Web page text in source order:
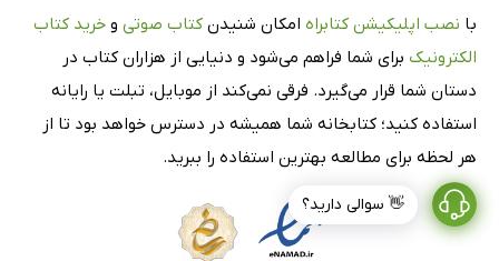
👋 سوالی دارید؟
با نصب اپلیکیشن کتابراه امکان شنیدن کتاب صوتی و خرید کتاب
الکترونیک برای شما فراهم می‌شود و دنیایی از هزاران کتاب در
دستان شما قرار می‌گیرد. فرقی نمی‌کند از موبایل، تبلت یا رایانه
استفاده کنید؛ کتابخانه شما همیشه در دسترس خواهد بود تا از
هر لحظه برای مطالعه بهترین استفاده را ببرید.